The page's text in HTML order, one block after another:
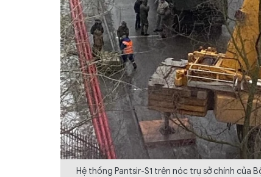
Hệ thống Pantsir-S1 trên nóc trụ sở chính của